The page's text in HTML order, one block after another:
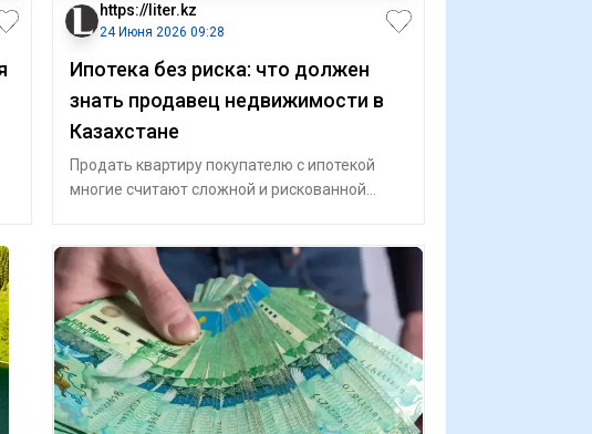
https://liter.kz
24 Июня 2026 09:28
Ипотека без риска: что должен
знать продавец недвижимости в
Казахстане
Продать квартиру покупателю с ипотекой
многие считают сложной и рискованной